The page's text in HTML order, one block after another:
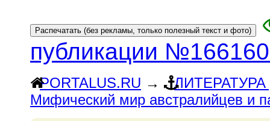
публикации
PORTALUS.RU →
Мифический мир австралийцев и